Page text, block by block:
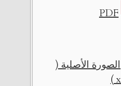
PDF
الصورة الأصلية (